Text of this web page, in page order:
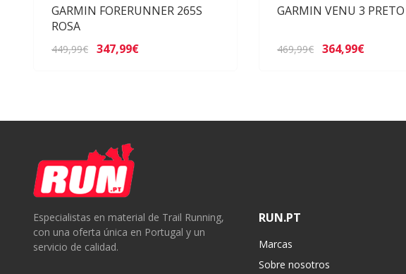
GARMIN FORERUNNER 265S
ROSA
449,99€ 347,99€
GARMIN VENU 3 PRETO
469,99€ 364,99€
Especialistas en material de Trail Running,
con una oferta única en Portugal y un
servicio de calidad.
RUN.PT
Marcas
Sobre nosotros